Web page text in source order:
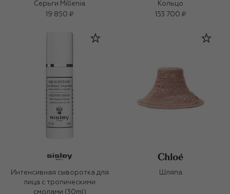
Серьги Millenia
19 850 ₽
Кольцо
153 700 ₽
Интенсивная сыворотка для
лица с тропическими
смолами (30ml)
Шляпа